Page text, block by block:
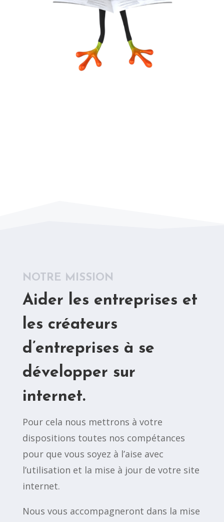
NOTRE MISSION
Aider les entreprises et
les créateurs
d’entreprises à se
développer sur
internet.
Pour cela nous mettrons à votre
dispositions toutes nos compétances
pour que vous soyez à l’aise avec
l’utilisation et la mise à jour de votre site
internet.
Nous vous accompagneront dans la mise